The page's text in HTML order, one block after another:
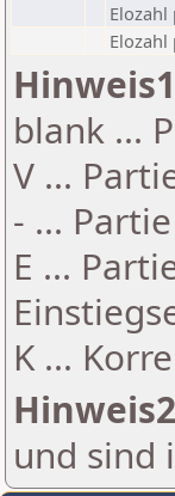
Elozahl
Elozahl
Hinweis1
blank ...
V ...
- ...
E ...
K ...
Hinweis2
und sind